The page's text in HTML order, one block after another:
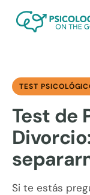
TEST
Test de
Si te estás